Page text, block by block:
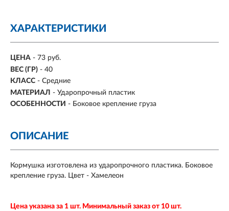
ХАРАКТЕРИСТИКИ
ЦЕНА - 73 руб.
ВЕС (ГР) - 40
КЛАСС - Средние
МАТЕРИАЛ - Ударопрочный пластик
ОСОБЕННОСТИ - Боковое крепление груза
ОПИСАНИЕ
Кормушка изготовлена из ударопрочного пластика. Боковое
крепление груза. Цвет - Хамелеон
Цена указана за 1 шт. Минимальный заказ от 10 шт.